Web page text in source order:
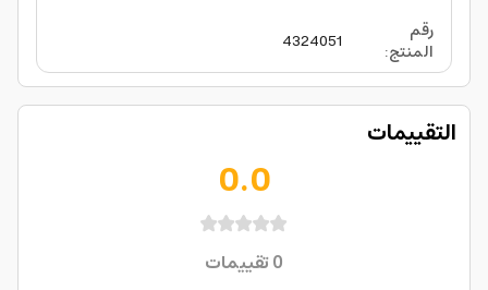
رقم
المنتج:
4324051
التقييمات
0.0
0تقييمات